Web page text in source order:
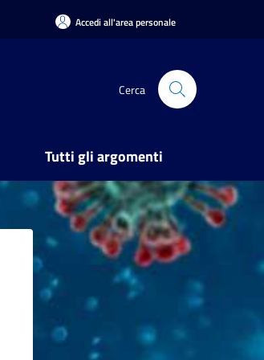
Accedi all'area personale
Cerca
Tutti gli argomenti